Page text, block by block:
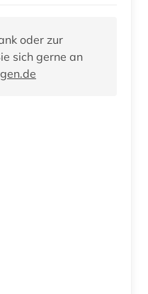
oder zur
sich gerne an